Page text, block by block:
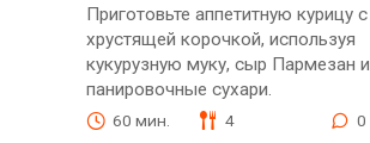
Приготовьте аппетитную курицу с
хрустящей корочкой, используя
кукурузную муку, сыр Пармезан и
панировочные сухари.
60 мин. 4 0